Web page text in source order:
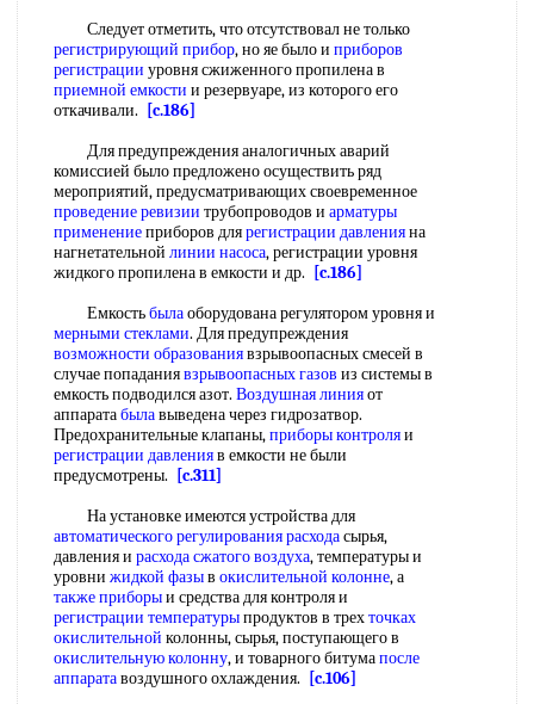
Следует отметить, что отсутствовал не только
регистрирующий прибор, но яе было и приборов
регистрации уровня сжиженного пропилена в
приемной емкости и резервуаре, из которого его
откачивали.
[c.186]
Для предупреждения аналогичных аварий
комиссией было предложено осуществить ряд
мероприятий, предусматривающих своевременное
проведение ревизии трубопроводов и арматуры
применениеприборов длярегистрации давленияна
нагнетательной линии насоса, регистрации уровня
жидкого пропилена в емкости и др.
[c.186]
Емкостьбылаоборудована регулятором уровня и
мерными стеклами. Для предупреждения
возможности образованиявзрывоопасных смесей в
случае попаданиявзрывоопасных газов из системы в
емкость подводился азот. Воздушная линияот
аппаратабылавыведена через гидрозатвор.
Предохранительные клапаны,приборы контроляи
регистрации давленияв емкости не были
предусмотрены.
[c.311]
На установке имеются устройства для
автоматического регулирования расходасырья,
давления и расхода сжатого воздуха, температуры и
уровни жидкой фазыв окислительной колонне, а
также приборыи средства для контроля и
регистрации температурыпродуктов в трехточках
окислительной колонны, сырья, поступающего в
окислительную колонну, и товарного битумапосле
аппаратавоздушного охлаждения. [c.106]